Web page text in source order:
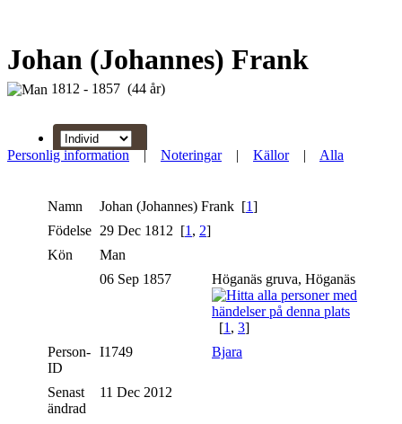
Johan (Johannes) Frank
1812 - 1857 (44 år)
Personlig information| Noteringar| Källor| Alla
Namn Johan (Johannes) Frank [1]
Födelse 29 Dec 1812 [1 , 2]
Kön
Man
06 Sep 1857
Höganäs gruva, Höganäs
[1 , 3]
Person-
ID
I1749 Bjara
Senast
ändrad
11 Dec 2012